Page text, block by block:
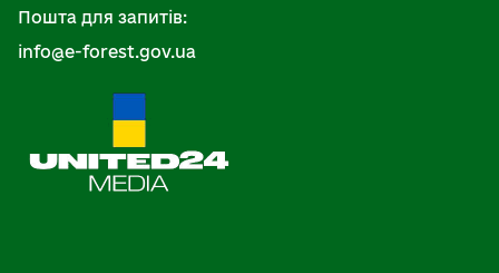
Пошта для запитів:
info@e-forest.gov.ua